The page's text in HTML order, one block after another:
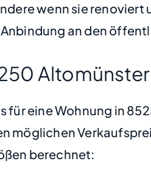
wenn sie renoviert
an den
für eine Wohnung in
möglichen
berechnet: